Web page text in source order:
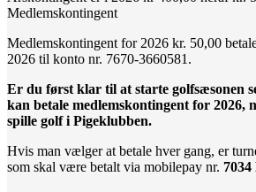
Medlemskontingent
Medlemskontingent for 2026 kr. 50,00
2026 til konto nr. 7670-3660581.
Er du først klar til at starte golfsæsonen
kan betale medlemskontingent for 2026,
spille golf i Pigeklubben.
Hvis man vælger at betale hver gang, er
som skal være betalt via mobilepay nr. 7034